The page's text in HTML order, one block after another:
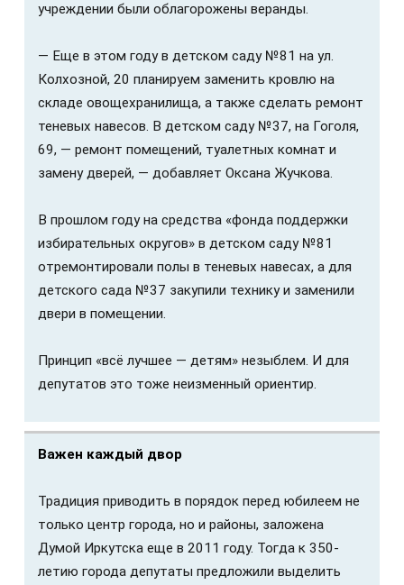
учреждении были облагорожены веранды.
— Еще в этом году в детском саду №81 на ул.
Колхозной, 20 планируем заменить кровлю на
складе овощехранилища, а также сделать ремонт
теневых навесов. В детском саду №37, на Гоголя,
69, — ремонт помещений, туалетных комнат и
замену дверей, — добавляет Оксана Жучкова.
В прошлом году на средства «фонда поддержки
избирательных округов» в детском саду №81
отремонтировали полы в теневых навесах, а для
детского сада №37 закупили технику и заменили
двери в помещении.
Принцип «всё лучшее — детям» незыблем. И для
депутатов это тоже неизменный ориентир.
Важен каждый двор
Традиция приводить в порядок перед юбилеем не
только центр города, но и районы, заложена
Думой Иркутска еще в 2011 году. Тогда к 350-
летию города депутаты предложили выделить